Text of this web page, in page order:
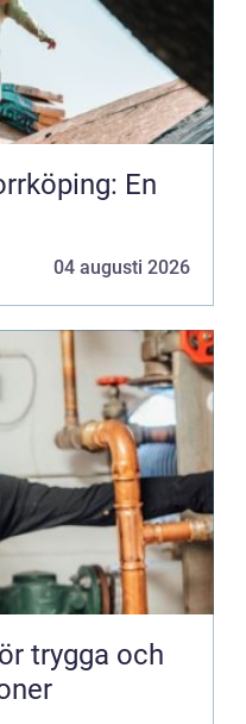
En
04 augusti 2026
trygga och